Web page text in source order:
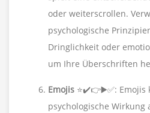
oder weiterscrollen.
psychologische
Dringlichkeit oder
um Ihre Überschriften
Emojis ⭐️✔️👉▶️✅: Emojis
psychologische Wirkung